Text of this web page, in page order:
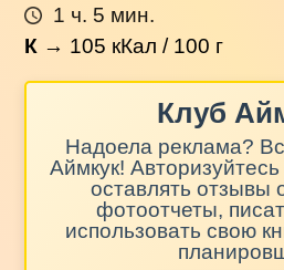
1 ч. 5 мин.
К → 105 кКал / 100 г
Клуб
Надоела реклама?
Аймкук!
оставлять отзывы
фотоотчеты,
использовать свою